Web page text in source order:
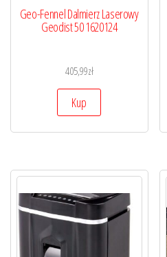
Geo-Fennel Dalmierz Laserowy
Geodist 50 1620124
405,99zł
Kup